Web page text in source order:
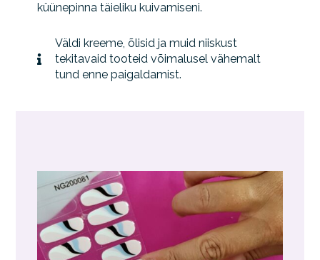
küünepinna täieliku kuivamiseni.
Väldi kreeme, õlisid ja muid niiskust
tekitavaid tooteid võimalusel vähemalt
tund enne paigaldamist.